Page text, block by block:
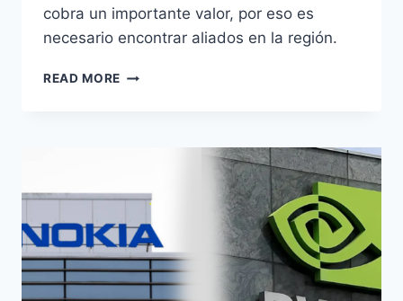
cobra un importante valor, por eso es
necesario encontrar aliados en la región.
READ MORE